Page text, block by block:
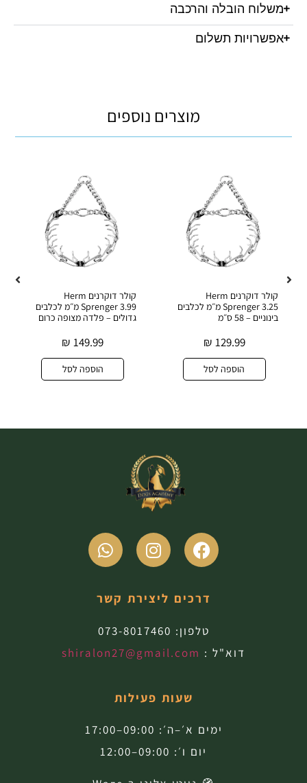
משלוח הובלה והרכבה
אפשרויות תשלום
מוצרים נוספים
קולר דוקרנים Herm
Sprenger 3.25 מ״מ לכלבים
בינוניים – 58 ס״מ
129.99
₪
הוספה לסל
קולר דוקרנים Herm
Sprenger 3.99 מ״מ לכלבים
גדולים – פלדה מצופה כרום
149.99
₪
הוספה לסל
דרכים ליצירת קשר
טלפון: 073-8017460
דוא"ל : shiralon27@gmail.com
שעות פעילות
ימים א׳–ה׳: 09:00–17:00
יום ו׳: 09:00–12:00